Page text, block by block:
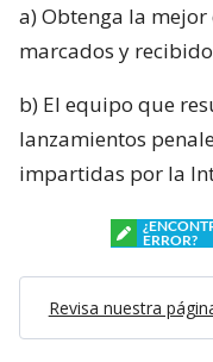
a) Obtenga la
marcados y
b) El equipo que
lanzamientos
impartidas por la
ERROR?
Revisa nuestra